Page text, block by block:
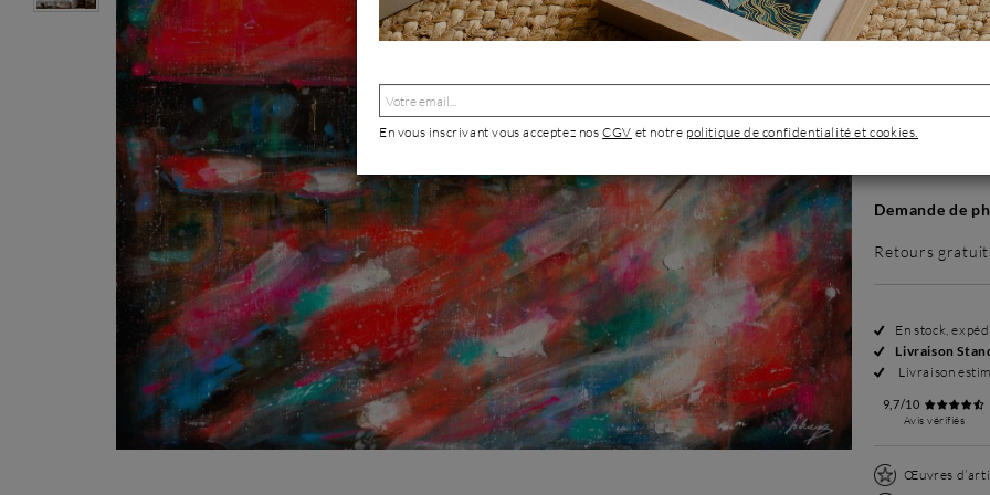
1 980 €
Demande de
Retours
En stock,
Livraison
Livraison
9,7/10
Avis vérifiés
Œuvres
En vous inscrivant vous acceptez nosCGV et notre politique de confidentialité et cookies.